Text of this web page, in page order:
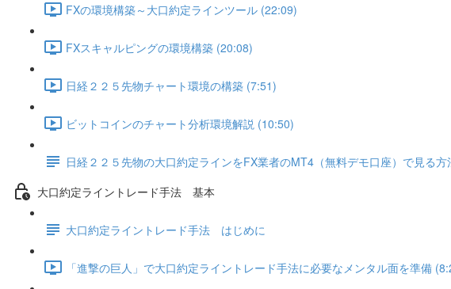
FXの環境構築～大口約定ラインツール (22:09)
FXスキャルピングの環境構築 (20:08)
日経２２５先物チャート環境の構築 (7:51)
ビットコインのチャート分析環境解説 (10:50)
日経２２５先物の大口約定ラインをFX業者のMT4（無料デモ口座）で見る方
大口約定ライントレード手法 基本
大口約定ライントレード手法 はじめに
「進撃の巨人」で大口約定ライントレード手法に必要なメンタル面を準備